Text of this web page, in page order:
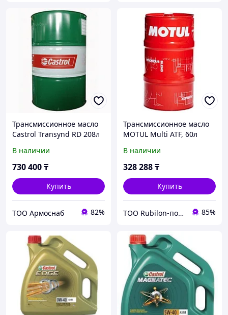
Трансмиссионное масло
Castrol Transynd RD 208л
В наличии
730 400₸
Купить
ТОО Армоснаб 82%
Трансмиссионное масло
MOTUL Multi ATF, 60л
В наличии
328 288₸
Купить
ТОО Rubilon-поставщик №1 85%